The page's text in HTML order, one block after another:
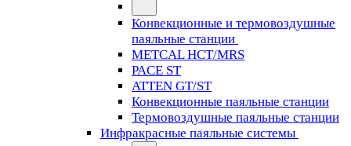
Конвекционные и термовоздушные
паяльные станции
METCAL HCT/MRS
PACE ST
ATTEN GT/ST
Конвекционные паяльные станции
Термовоздушные паяльные станции
Инфракрасные паяльные системы